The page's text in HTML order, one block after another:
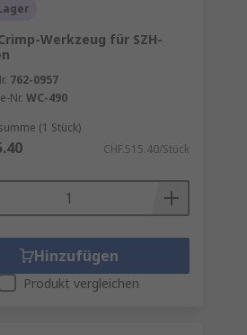
Crimp-Werkzeug für SZH-
762-0957
Nr. WC-490
(1 Stück)
CHF.515.40/Stück
Hinzufügen
Produkt vergleichen